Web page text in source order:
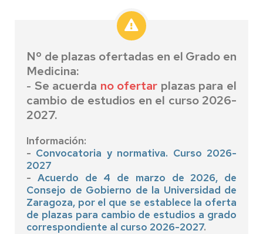
Nº de plazas ofertadas en el Grado en
Medicina:
- Se acuerda no ofertar plazas para el
cambio de estudios en el curso 2026-
2027.
Información:
- Convocatoria y normativa. Curso 2026-
2027
- Acuerdo de 4 de marzo de 2026, de
Consejo de Gobierno de la Universidad de
Zaragoza, por el que se establece la oferta
de plazas para cambio de estudios a grado
correspondiente al curso 2026-2027.